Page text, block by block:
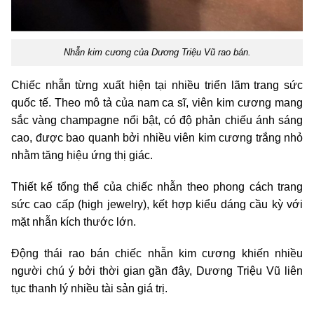
Nhẫn kim cương của Dương Triệu Vũ rao bán.
Chiếc nhẫn từng xuất hiện tại nhiều triển lãm trang sức
quốc tế. Theo mô tả của nam ca sĩ, viên kim cương mang
sắc vàng champagne nổi bật, có độ phản chiếu ánh sáng
cao, được bao quanh bởi nhiều viên kim cương trắng nhỏ
nhằm tăng hiệu ứng thị giác.
Thiết kế tổng thể của chiếc nhẫn theo phong cách trang
sức cao cấp (high jewelry), kết hợp kiểu dáng cầu kỳ với
mặt nhẫn kích thước lớn.
Động thái rao bán chiếc nhẫn kim cương khiến nhiều
người chú ý bởi thời gian gần đây, Dương Triệu Vũ liên
tục thanh lý nhiều tài sản giá trị.